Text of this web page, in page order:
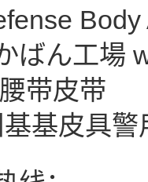
Body
ばん工場
腰带皮带